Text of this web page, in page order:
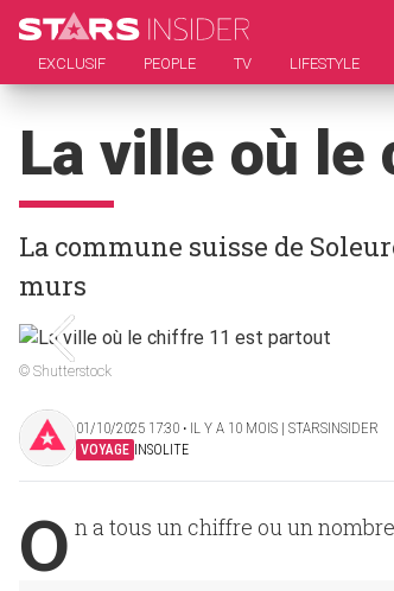
EXCLUSIF PEOPLE TV LIFESTYLE
La ville où
La commune suisse de
murs
© Shutterstock
01/10/2025 17:30 ‧ IL Y A 10 MOIS | STARSINSIDER
VOYAGE INSOLITE
O n a tous un chiffre ou un